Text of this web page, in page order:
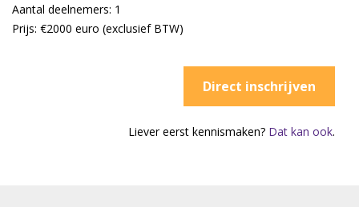
Aantal deelnemers: 1
Prijs: €2000 euro (exclusief BTW)
Direct inschrijven
Liever eerst kennismaken? Dat kan ook.